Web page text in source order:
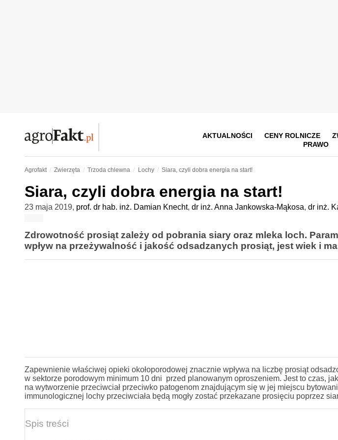
AKTUALNOŚCI CENY ROLNICZE
PRAWO
Agrofakt Zwierzęta Trzoda chlewna Lochy Siara, czyli dobra energia na start!
Siara, czyli dobra energia na start!
23 maja 2019, prof. dr hab. inż. Damian Knecht, dr inż. Anna Jankowska-Mąkosa, dr inż.
Zdrowotność prosiąt zależy od pobrania siary oraz mleka loch.
wpływ na przeżywalność i jakość odsadzanych prosiąt, jest wiek i
Zapewnienie właściwej opieki okołoporodowej znacznie wpływa na liczbę prosiąt
w sektorze porodowym minimum 10 dni przed planowanym oproszeniem. Jest to czas,
na wytworzenie przeciwciał przeciwko patogenom znajdującym się w jej miejscu
immunologicznej lochy przeciwciała będą mogły zostać przekazane prosięciu poprzez
Spis treści